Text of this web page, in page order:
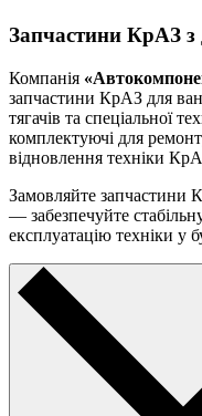
Запчастини КрАЗ з
Компанія
запчастини КрАЗ для
тягачів та спеціальної
комплектуючі для
відновлення техніки
Замовляйте запчастини
— забезпечуйте
експлуатацію техніки у